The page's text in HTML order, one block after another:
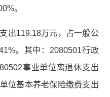
。
出119.18万元，占一般公
。其中：2080501行政
事业单位离退休支出
位基本养老保险缴费支出